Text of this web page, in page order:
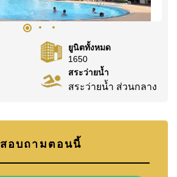
ยูนิตทั้งหมด
1650
สระว่ายน้ำ
สระว่ายน้ำ ส่วนกลาง
สอบถามตอนนี้